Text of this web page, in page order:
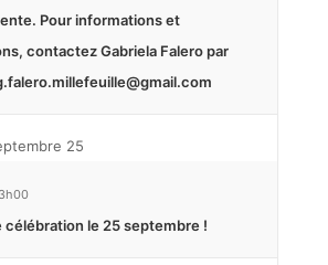
Pour informations et
contactez Gabriela Falero par
25
célébration le 25 septembre !